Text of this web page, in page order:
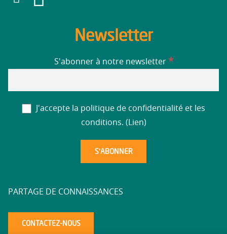
Newsletter
S'abonner à notre newsletter *
J'accepte la politique de confidentialité et les
conditions. (Lien)
PARTAGE DE CONNAISSANCES
CONTACTEZ-NOUS